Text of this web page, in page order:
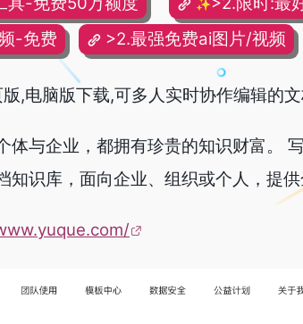
✨
-免费
>2.最强免费ai图片/视频
,电脑版下载,可多人实时协作编辑的
体与企业，都拥有珍贵的知识财富。
知识库，面向企业、组织或个人，提